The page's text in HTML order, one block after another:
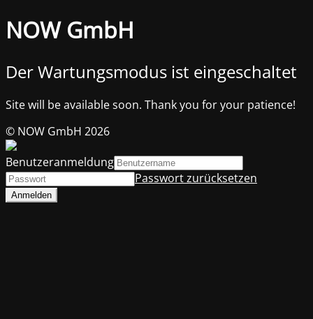
NOW GmbH
Der Wartungsmodus ist eingeschaltet
Site will be available soon. Thank you for your patience!
© NOW GmbH 2026
Benutzeranmeldung
Passwort zurücksetzen